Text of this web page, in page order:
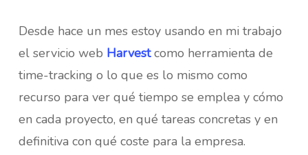
Desde hace un mes estoy usando en mi trabajo
el servicio web Harvestcomo herramienta de
time-tracking o lo que es lo mismo como
recurso para ver qué tiempo se emplea y cómo
en cada proyecto, en qué tareas concretas y en
definitiva con qué coste para la empresa.